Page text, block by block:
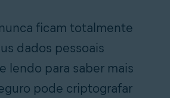
ficam totalmente
dados pessoais
lendo para saber mais
pode criptografar